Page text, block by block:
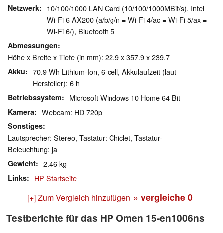
Netzwerk
10/100/1000 LAN Card (10/100/1000MBit/s), Intel
Wi-Fi 6 AX200 (a/b/g/n = Wi-Fi 4/ac = Wi-Fi 5/ax =
Wi-Fi 6/), Bluetooth 5
Abmessungen
Höhe x Breite x Tiefe (in mm): 22.9 x 357.9 x 239.7
Akku
70.9 Wh Lithium-Ion, 6-cell, Akkulaufzeit (laut
Hersteller): 6 h
Betriebssystem Microsoft Windows 10 Home 64 Bit
Kamera Webcam: HD 720p
Sonstiges
Lautsprecher: Stereo, Tastatur: Chiclet, Tastatur-
Beleuchtung: ja
Gewicht 2.46 kg
Links HP Startseite
[+] Zum Vergleich hinzufügen » vergleiche 0
Testberichte für das HP Omen 15-en1006ns